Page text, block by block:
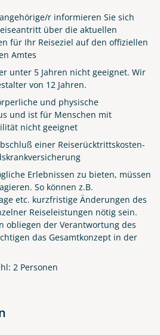
Madeira nahe
Santana
r informieren Sie sich
über die aktuellen
für Ihr Reiseziel auf den offiziellen
Amtes
unter 5 Jahren nicht geeignet. Wir
von 12 Jahren.
und physische
und ist für Menschen mit
nicht geeignet
einer Reiserücktrittskosten-
Erlebnissen zu bieten, müssen
So können z.B.
etc. kurzfristige Änderungen des
Reiseleistungen nötig sein.
obliegen der Verantwortung des
das Gesamtkonzept in der
2 Personen